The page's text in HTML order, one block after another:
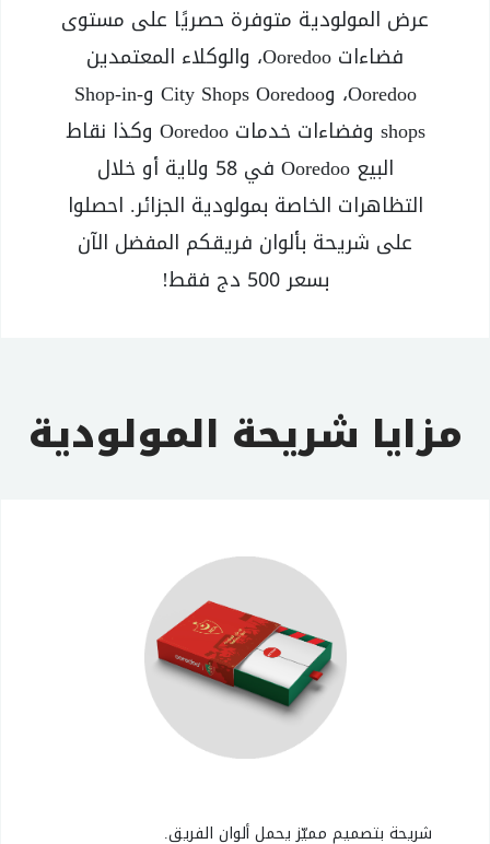
عرض المولودية متوفرة حصريًا على مستوى
فضاءات Ooredoo، والوكلاء المعتمدين
Ooredoo، وCity Shops Ooredoo وShop-in-
shops وفضاءات خدمات Ooredoo وكذا نقاط
البيع Ooredoo في 58 ولاية أو خلال
التظاهرات الخاصة بمولودية الجزائر. احصلوا
على شريحة بألوان فريقكم المفضل الآن
بسعر 500 دج فقط!
مزايا شريحة المولودية
شريحة بتصميم مميّز يحمل ألوان الفريق.